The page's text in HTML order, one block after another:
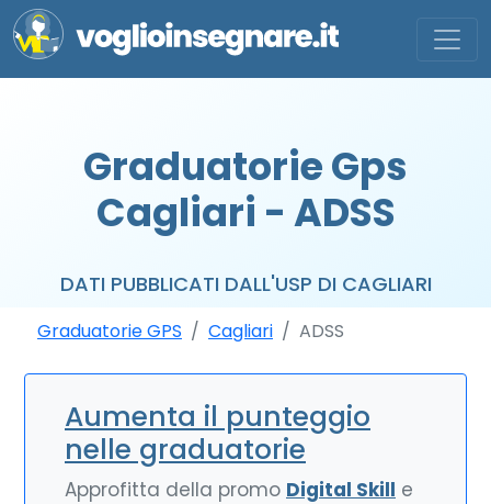
Graduatorie Gps
Cagliari - ADSS
DATI PUBBLICATI DALL'USP DI CAGLIARI
Graduatorie GPS Cagliari ADSS
Aumenta il punteggio
nelle graduatorie
Approfitta della promo Digital Skill e